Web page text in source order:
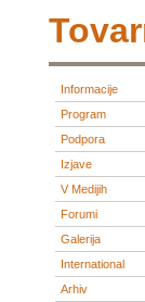
Informacije
Program
Podpora
Izjave
V Medijih
Forumi
Galerija
International
Arhiv